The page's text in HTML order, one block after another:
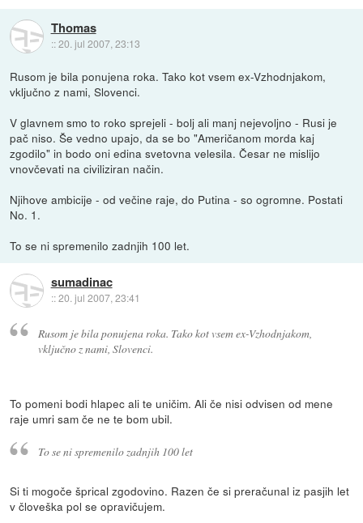
Thomas
::20. jul 2007, 23:13
Rusom je bila ponujena roka. Tako kot vsem ex-Vzhodnjakom,
vključno z nami, Slovenci.
V glavnem smo to roko sprejeli - bolj ali manj nejevoljno - Rusi je
pač niso. Še vedno upajo, da se bo "Američanom morda kaj
zgodilo" in bodo oni edina svetovna velesila. Česar ne mislijo
vnovčevati na civiliziran način.
Njihove ambicije - od večine raje, do Putina - so ogromne. Postati
No. 1.
To se ni spremenilo zadnjih 100 let.
sumadinac
::20. jul 2007, 23:41
Rusom je bila ponujena roka. Tako kot vsem ex-Vzhodnjakom,
vključno z nami, Slovenci.
To pomeni bodi hlapec ali te uničim. Ali če nisi odvisen od mene
raje umri sam če ne te bom ubil.
To se ni spremenilo zadnjih 100 let
Si ti mogoče šprical zgodovino. Razen če si preračunal iz pasjih let
v človeška pol se opravičujem.